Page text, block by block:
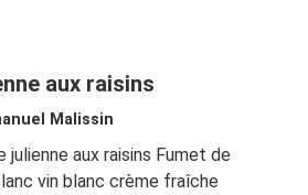
aux raisins
Malissin
aux raisins Fumet de
vin blanc crème fraîche